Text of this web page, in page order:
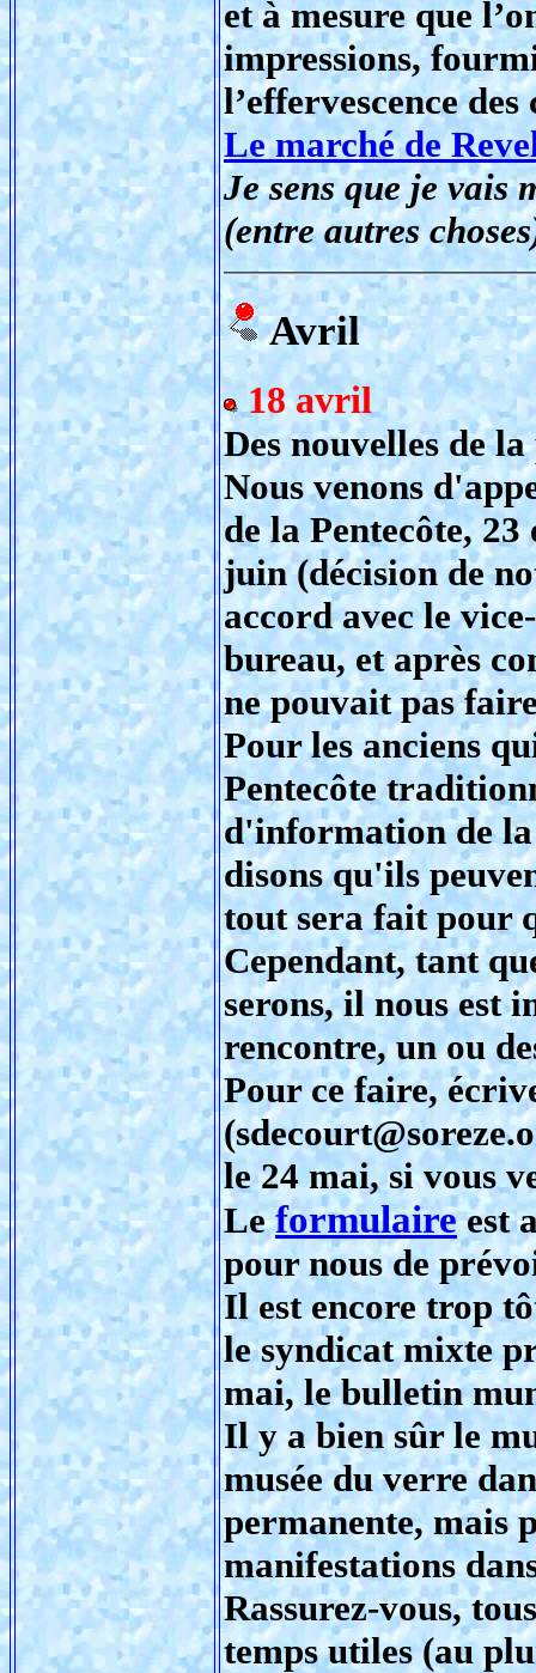
et à mesure que
impressions,
l’effervescence
Le marché de
Je sens que je
(entre autres
Avril
18 avril
Des nouvelles de
Nous venons
de la Pentecôte, 23
juin (décision de
accord avec le
bureau, et après
ne pouvait pas
Pour les anciens
Pentecôte
d'information de la
disons qu'ils
tout sera fait pour
Cependant, tant
serons, il nous est
rencontre, un ou
Pour ce faire,
le 24 mai, si vous
Leformulaireest
pour nous de
Il est encore trop
le syndicat mixte
mai, le bulletin
Il y a bien sûr le
musée du verre
permanente, mais
manifestations
Rassurez-vous,
temps utiles (au